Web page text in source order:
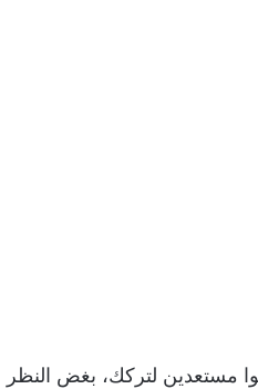
مستعدين لتركك، بغض النظر